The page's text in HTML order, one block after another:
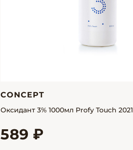
CONCEPT
Оксидант 3% 1000мл Profy Touch 2021
589 ₽